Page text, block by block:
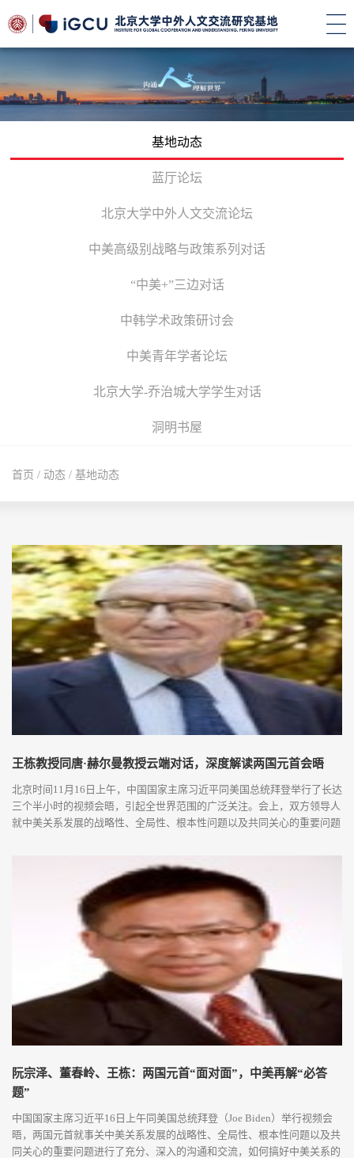
基地动态
蓝厅论坛
北京大学中外人文交流论坛
中美高级别战略与政策系列对话
“中美+”三边对话
中韩学术政策研讨会
中美青年学者论坛
北京大学-乔治城大学学生对话
洞明书屋
首页 / 动态 / 基地动态
王栋教授同唐·赫尔曼教授云端对话，深度解读两国元首会晤
北京时间11月16日上午，中国国家主席习近平同美国总统拜登举行了长达
三个半小时的视频会晤，引起全世界范围的广泛关注。会上，双方领导人
就中美关系发展的战略性、全局性、根本性问题以及共同关心的重要问题
中外人文交流研究基地执行主任、国际关系学院教授王栋应邀与华盛顿大
阮宗泽、董春岭、王栋：两国元首“面对面”，中美再解“必答
题”
中国国家主席习近平16日上午同美国总统拜登（Joe Biden）举行视频会
晤，两国元首就事关中美关系发展的战略性、全局性、根本性问题以及共
同关心的重要问题进行了充分、深入的沟通和交流，如何搞好中美关系的